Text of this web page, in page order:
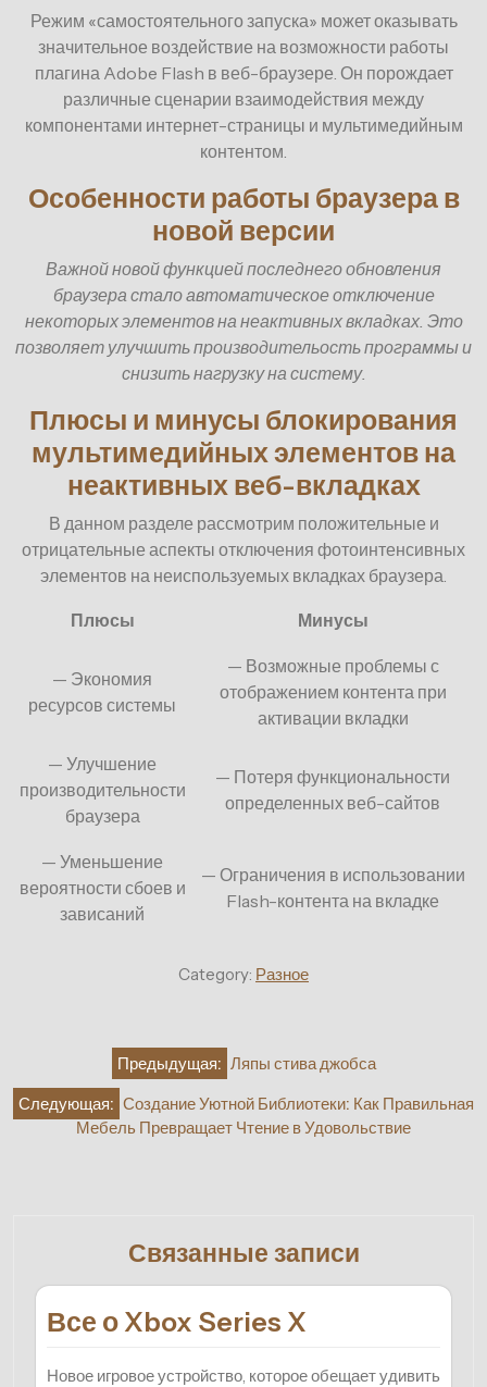
Режим «самостоятельного запуска» может оказывать
значительное воздействие на возможности работы
плагина Adobe Flash в веб-браузере. Он порождает
различные сценарии взаимодействия между
компонентами интернет-страницы и мультимедийным
контентом.
Особенности работы браузера в
новой версии
Важной новой функцией последнего обновления
браузера стало автоматическое отключение
некоторых элементов на неактивных вкладках. Это
позволяет улучшить производительость программы и
снизить нагрузку на систему.
Плюсы и минусы блокирования
мультимедийных элементов на
неактивных веб-вкладках
В данном разделе рассмотрим положительные и
отрицательные аспекты отключения фотоинтенсивных
элементов на неиспользуемых вкладках браузера.
Плюсы Минусы
— Экономия
ресурсов системы
— Возможные проблемы с
отображением контента при
активации вкладки
— Улучшение
производительности
браузера
— Потеря функциональности
определенных веб-сайтов
— Уменьшение
вероятности сбоев и
зависаний
— Ограничения в использовании
Flash-контента на вкладке
Category: Разное
Навигация
по
записям
Предыдущая: Ляпы стива джобса
Следующая: Создание Уютной Библиотеки: Как Правильная
Мебель Превращает Чтение в Удовольствие
Связанные записи
Все о Xbox Series X
Новое игровое устройство, которое обещает удивить